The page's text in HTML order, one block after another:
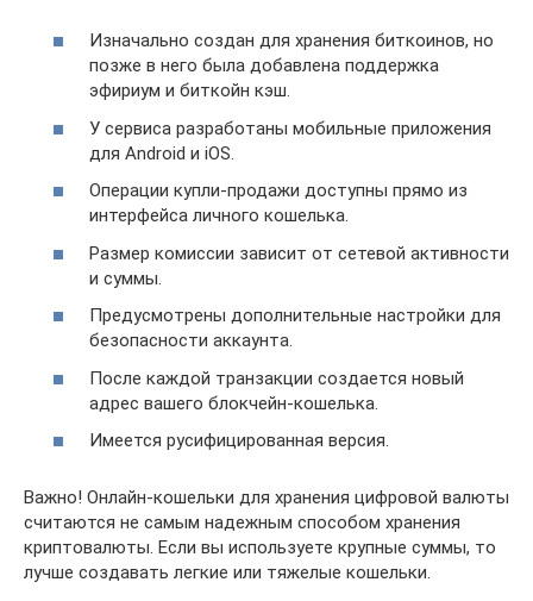
Изначально создан для хранения биткоинов, но
позже в него была добавлена поддержка
эфириум и биткойн кэш.
У сервиса разработаны мобильные приложения
для Android и iOS.
Операции купли-продажи доступны прямо из
интерфейса личного кошелька.
Размер комиссии зависит от сетевой активности
и суммы.
Предусмотрены дополнительные настройки для
безопасности аккаунта.
После каждой транзакции создается новый
адрес вашего блокчейн-кошелька.
Имеется русифицированная версия.
Важно! Онлайн-кошельки для хранения цифровой валюты
считаются не самым надежным способом хранения
криптовалюты. Если вы используете крупные суммы, то
лучше создавать легкие или тяжелые кошельки.